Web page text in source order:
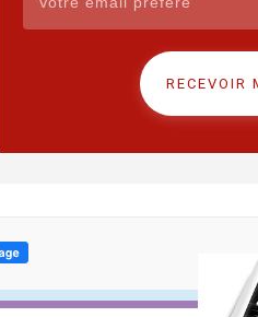
RECEVOIR